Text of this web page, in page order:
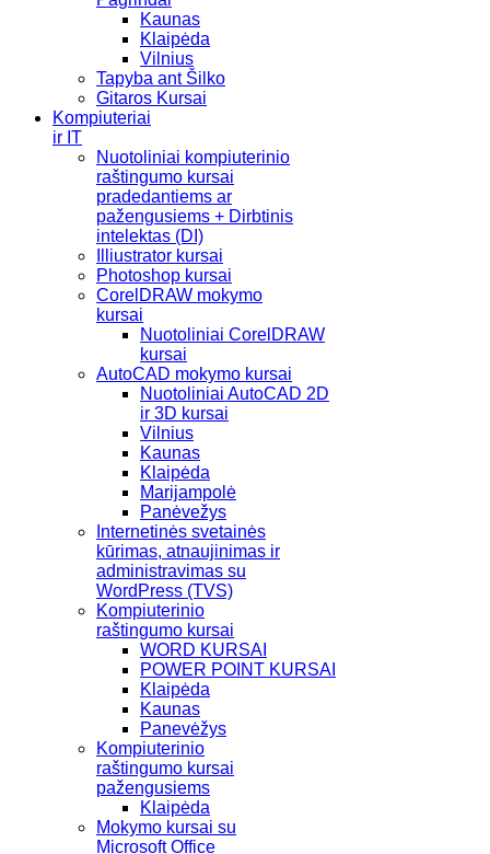
Kaunas
Klaipėda
Vilnius
Tapyba ant Šilko
Gitaros Kursai
Kompiuteriai
ir IT
Nuotoliniai kompiuterinio
raštingumo kursai
pradedantiems ar
pažengusiems + Dirbtinis
intelektas (DI)
Illiustrator kursai
Photoshop kursai
CorelDRAW mokymo
kursai
Nuotoliniai CorelDRAW
kursai
AutoCAD mokymo kursai
Nuotoliniai AutoCAD 2D
ir 3D kursai
Vilnius
Kaunas
Klaipėda
Marijampolė
Panėvežys
Internetinės svetainės
kūrimas, atnaujinimas ir
administravimas su
WordPress (TVS)
Kompiuterinio
raštingumo kursai
WORD KURSAI
POWER POINT KURSAI
Klaipėda
Kaunas
Panevėžys
Kompiuterinio
raštingumo kursai
pažengusiems
Klaipėda
Mokymo kursai su
Microsoft Office